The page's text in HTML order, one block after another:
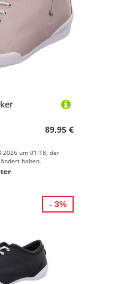
89,95 €
um 01:18; der
haben.
- 3%